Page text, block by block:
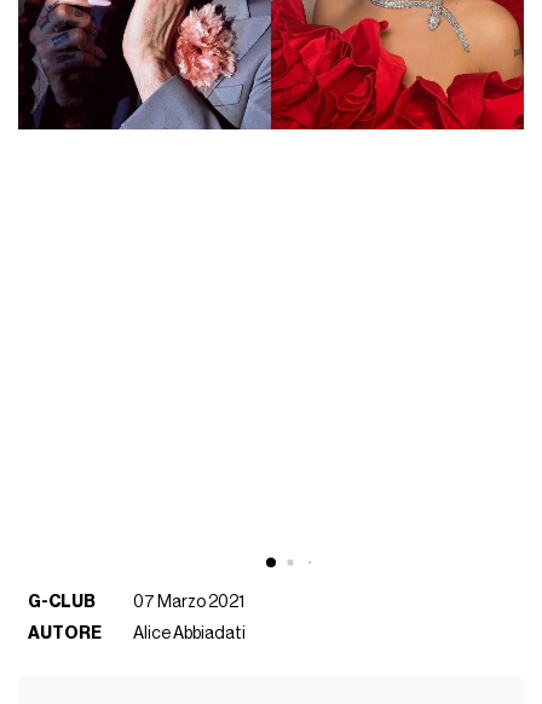
G-CLUB
07 Marzo 2021
AUTORE
Alice Abbiadati